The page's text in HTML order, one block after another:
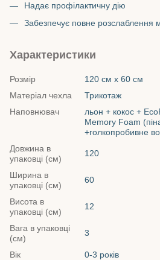
Надає профілактичну дію
Забезпечує повне розслаблення
Характеристики
Розмір
120 см х 60 см
Матеріал чехла
Трикотаж
Наповнювач
льон + кокос +
Memory Foam
+голкопробивне
Довжина в
упаковці (см)
120
Ширина в
упаковці (см)
60
Висота в
упаковці (см)
12
Вага в упаковці
(см)
3
Вік 0-3 років